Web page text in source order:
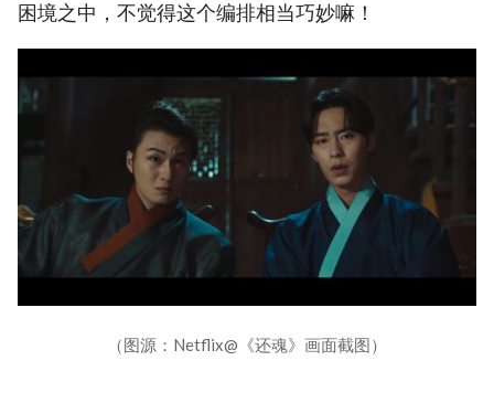
困境之中，不觉得这个编排相当巧妙嘛！
（图源：Netflix@《还魂》画面截图）